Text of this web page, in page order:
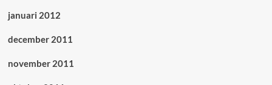
januari 2012
december 2011
november 2011